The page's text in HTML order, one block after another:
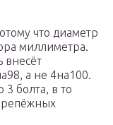
что диаметр
миллиметра.
внесёт
а не 4на100.
болта, в то